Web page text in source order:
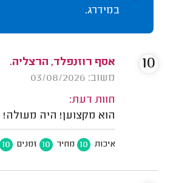
במידרג.
אסף רוזנפלד, הרצליה.
משוב: 03/08/2026
חוות דעת:
הוא מקצוען! היה מעולה!
איכות 10 מחיר 10 זמנים 10
10